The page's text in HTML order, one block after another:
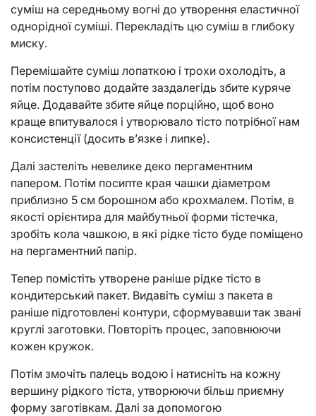
суміш на середньому вогні до утворення еластичної
однорідної суміші. Перекладіть цю суміш в глибоку
миску.
Перемішайте суміш лопаткою і трохи охолодіть, а
потім поступово додайте заздалегідь збите куряче
яйце. Додавайте збите яйце порційно, щоб воно
краще впитувалося і утворювало тісто потрібної нам
консистенції (досить в’язке і липке).
Далі застеліть невелике деко пергаментним
папером. Потім посипте края чашки діаметром
приблизно 5 см борошном або крохмалем. Потім, в
якості орієнтира для майбутньої форми тістечка,
зробіть кола чашкою, в які рідке тісто буде поміщено
на пергаментний папір.
Тепер помістіть утворене раніше рідке тісто в
кондитерський пакет. Видавіть суміш з пакета в
раніше підготовлені контури, сформувавши так звані
круглі заготовки. Повторіть процес, заповнюючи
кожен кружок.
Потім змочіть палець водою і натисніть на кожну
вершину рідкого тіста, утворюючи більш приємну
форму заготівкам. Далі за допомогою